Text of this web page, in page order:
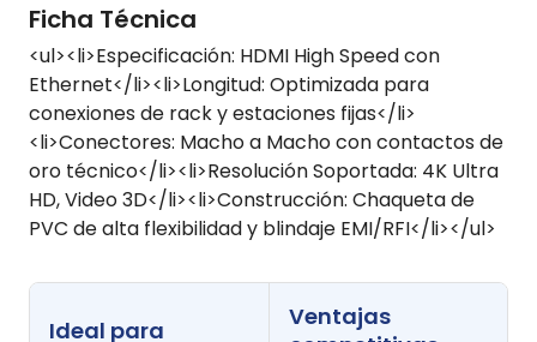
Ficha Técnica
<ul><li>Especificación: HDMI High Speed con
Ethernet</li><li>Longitud: Optimizada para
conexiones de rack y estaciones fijas</li>
<li>Conectores: Macho a Macho con contactos de
oro técnico</li><li>Resolución Soportada: 4K Ultra
HD, Video 3D</li><li>Construcción: Chaqueta de
PVC de alta flexibilidad y blindaje EMI/RFI</li></ul>
Ideal para
Ventajas